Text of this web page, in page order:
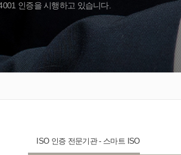
인증을 시행하고 있습니다.
ISO 인증 전문기관 - 스마트 ISO